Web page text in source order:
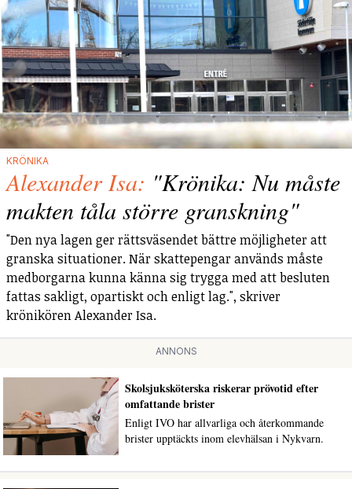
KRÖNIKA
Alexander Isa: "Krönika: Nu måste
makten tåla större granskning"
"Den nya lagen ger rättsväsendet bättre möjligheter att
granska situationer. När skattepengar används måste
medborgarna kunna känna sig trygga med att besluten
fattas sakligt, opartiskt och enligt lag.", skriver
krönikören Alexander Isa.
ANNONS
Skolsjuksköterska riskerar prövotid efter
omfattande brister
Enligt IVO har allvarliga och återkommande
brister upptäckts inom elevhälsan i Nykvarn.